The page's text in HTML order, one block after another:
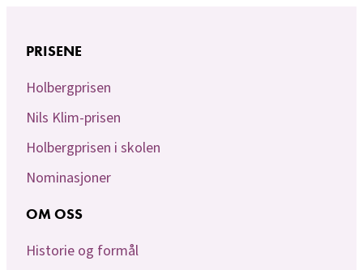
PRISENE
Holbergprisen
Nils Klim-prisen
Holbergprisen i skolen
Nominasjoner
OM OSS
Historie og formål